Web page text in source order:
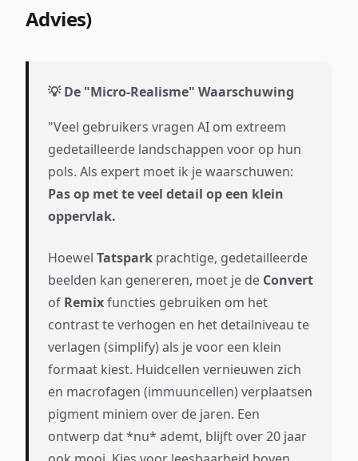
Advies)
💡 De "Micro-Realisme" Waarschuwing
"Veel gebruikers vragen AI om extreem
gedetailleerde landschappen voor op hun
pols. Als expert moet ik je waarschuwen:
Pas op met te veel detail op een klein
oppervlak.
Hoewel Tatspark prachtige, gedetailleerde
beelden kan genereren, moet je de Convert
of Remixfuncties gebruiken om het
contrast te verhogen en het detailniveau te
verlagen (simplify) als je voor een klein
formaat kiest. Huidcellen vernieuwen zich
en macrofagen (immuuncellen) verplaatsen
pigment miniem over de jaren. Een
ontwerp dat *nu* ademt, blijft over 20 jaar